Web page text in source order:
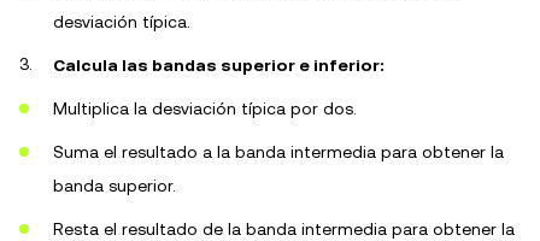
desviación típica.
Calcula las bandas superior e inferior:
Multiplica la desviación típica por dos.
Suma el resultado a la banda intermedia para obtener la
banda superior.
Resta el resultado de la banda intermedia para obtener la